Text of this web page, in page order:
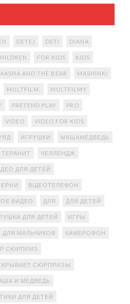
DETEJ DETI DIANA
FOR KIDS KIDS
AND THE BEAR MASHINKI
MULTFILM. MULTFILMY
PRETEND PLAY PRO
VIDEO VIDEO FOR KIDS
ИГРУШКИ МАШАМЕДВЕДЬ
ТЕРАНИТ ЧЕЛЛЕНДЖ
ДЛЯ ДЕТЕЙ
ВІДЕОТЕЛЕФОН
ВИДЕО ДЛЯ ДЛЯ ДЕТЕЙ
ДЛЯ ДЕТЕЙ ИГРЫ
ДЛЯ МАЛЬЧИКОВ КАМЕРОФОН
СЮРПРИЗ
СЮРПРИЗЫ
И МЕДВЕДЬ
ДЛЯ ДЕТЕЙ